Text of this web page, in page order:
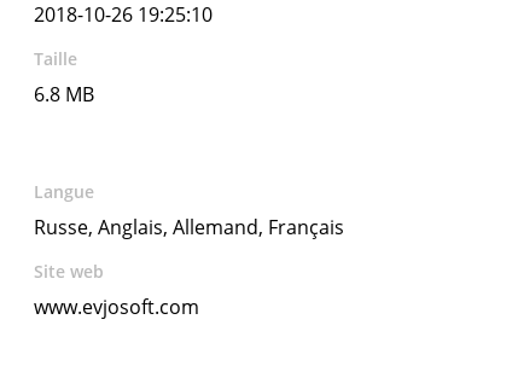
2018-10-26 19:25:10
Taille
6.8 MB
Langue
Russe, Anglais, Allemand, Français
Site web
www.evjosoft.com